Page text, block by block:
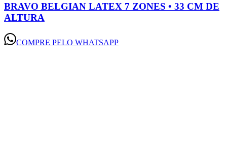
BRAVO BELGIAN LATEX 7 ZONES • 33 CM DE
ALTURA
COMPRE PELO WHATSAPP